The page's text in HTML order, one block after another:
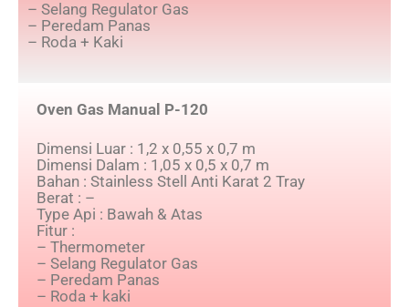
– Selang Regulator Gas
– Peredam Panas
– Roda + Kaki
Oven Gas Manual P-120
Dimensi Luar : 1,2 x 0,55 x 0,7 m
Dimensi Dalam : 1,05 x 0,5 x 0,7 m
Bahan : Stainless Stell Anti Karat 2 Tray
Berat : –
Type Api : Bawah & Atas
Fitur :
– Thermometer
– Selang Regulator Gas
– Peredam Panas
– Roda + kaki